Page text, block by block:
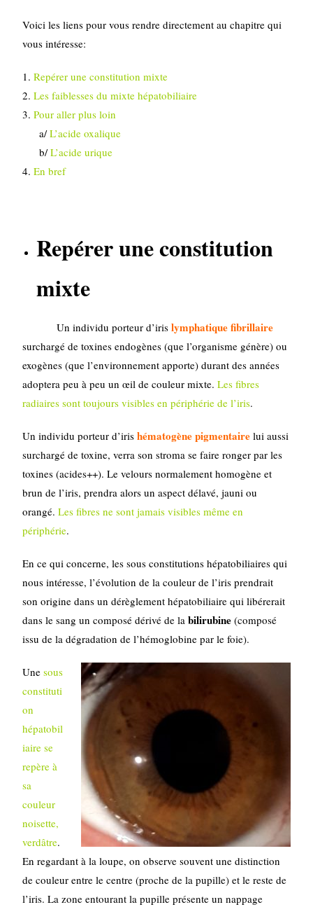
Voici les liens pour vous rendre directement au chapitre qui
vous intéresse:
1.Repérer une constitution mixte
2.Les faiblesses du mixte hépatobiliaire
3.Pour aller plus loin
a/L’acide oxalique
b/L’acide urique
4.En bref
Repérer une constitution
mixte
Un individu porteur d’irislymphatique fibrillaire
surchargé de toxines endogènes (que l’organisme génère) ou
exogènes (que l’environnement apporte) durant des années
adoptera peu à peu un œil de couleur mixte.Les fibres
radiaires sont toujours visibles en périphérie de l’iris.
Un individu porteur d’irishématogène pigmentaire lui aussi
surchargé de toxine, verra son stroma se faire ronger par les
toxines (acides++). Le velours normalement homogène et
brun de l’iris, prendra alors un aspect délavé, jauni ou
orangé.Les fibres ne sont jamais visibles même en
périphérie.
En ce qui concerne, les sous constitutions hépatobiliaires qui
nous intéresse, l’évolution de la couleur de l’iris prendrait
son origine dans un dérèglement hépatobiliaire qui libérerait
dans le sang un composé dérivé de labilirubine(composé
issu de la dégradation de l’hémoglobine par le foie).
Une sous
constituti
on
hépatobil
iaire se
repère à
sa
couleur
noisette,
verdâtre.
En regardant à la loupe, on observe souvent une distinction
de couleur entre le centre (proche de la pupille) et le reste de
l’iris. La zone entourant la pupille présente un nappage